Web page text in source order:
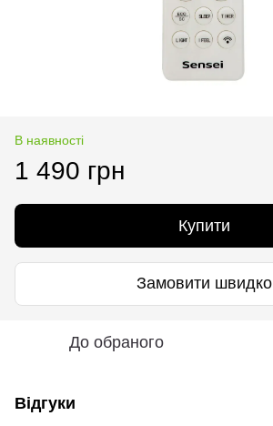
В наявності
1 490 грн
Купити
Замовити швидко
До обраного
Відгуки